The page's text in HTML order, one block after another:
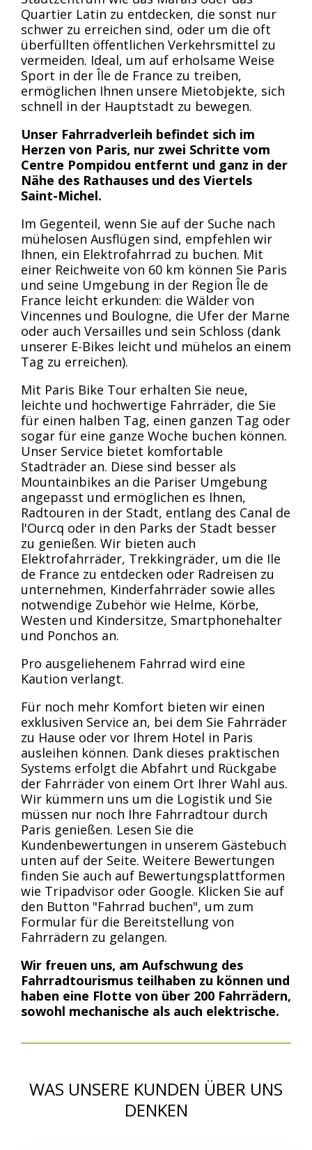
Quartier Latin zu entdecken, die sonst nur
schwer zu erreichen sind, oder um die oft
überfüllten öffentlichen Verkehrsmittel zu
vermeiden. Ideal, um auf erholsame Weise
Sport in der Île de France zu treiben,
ermöglichen Ihnen unsere Mietobjekte, sich
schnell in der Hauptstadt zu bewegen.
Unser Fahrradverleih befindet sich im
Herzen von Paris, nur zwei Schritte vom
Centre Pompidou entfernt und ganz in der
Nähe des Rathauses und des Viertels
Saint-Michel.
Im Gegenteil, wenn Sie auf der Suche nach
mühelosen Ausflügen sind, empfehlen wir
Ihnen, ein Elektrofahrrad zu buchen. Mit
einer Reichweite von 60 km können Sie Paris
und seine Umgebung in der Region Île de
France leicht erkunden: die Wälder von
Vincennes und Boulogne, die Ufer der Marne
oder auch Versailles und sein Schloss (dank
unserer E-Bikes leicht und mühelos an einem
Tag zu erreichen).
Mit Paris Bike Tour erhalten Sie neue,
leichte und hochwertige Fahrräder, die Sie
für einen halben Tag, einen ganzen Tag oder
sogar für eine ganze Woche buchen können.
Unser Service bietet komfortable
Stadträder an. Diese sind besser als
Mountainbikes an die Pariser Umgebung
angepasst und ermöglichen es Ihnen,
Radtouren in der Stadt, entlang des Canal de
l'Ourcq oder in den Parks der Stadt besser
zu genießen. Wir bieten auch
Elektrofahrräder, Trekkingräder, um die Ile
de France zu entdecken oder Radreisen zu
unternehmen, Kinderfahrräder sowie alles
notwendige Zubehör wie Helme, Körbe,
Westen und Kindersitze, Smartphonehalter
und Ponchos an.
Pro ausgeliehenem Fahrrad wird eine
Kaution verlangt.
Für noch mehr Komfort bieten wir einen
exklusiven Service an, bei dem Sie Fahrräder
zu Hause oder vor Ihrem Hotel in Paris
ausleihen können. Dank dieses praktischen
Systems erfolgt die Abfahrt und Rückgabe
der Fahrräder von einem Ort Ihrer Wahl aus.
Wir kümmern uns um die Logistik und Sie
müssen nur noch Ihre Fahrradtour durch
Paris genießen. Lesen Sie die
Kundenbewertungen in unserem Gästebuch
unten auf der Seite. Weitere Bewertungen
finden Sie auch auf Bewertungsplattformen
wie Tripadvisor oder Google. Klicken Sie auf
den Button "Fahrrad buchen", um zum
Formular für die Bereitstellung von
Fahrrädern zu gelangen.
Wir freuen uns, am Aufschwung des
Fahrradtourismus teilhaben zu können und
haben eine Flotte von über 200 Fahrrädern,
sowohl mechanische als auch elektrische.
WAS UNSERE KUNDEN ÜBER UNS
DENKEN